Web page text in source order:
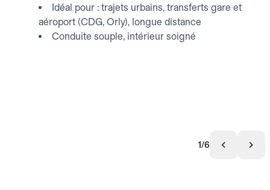
Idéal pour : trajets urbains, transferts gare et
aéroport (CDG, Orly), longue distance
Conduite souple, intérieur soigné
1/6